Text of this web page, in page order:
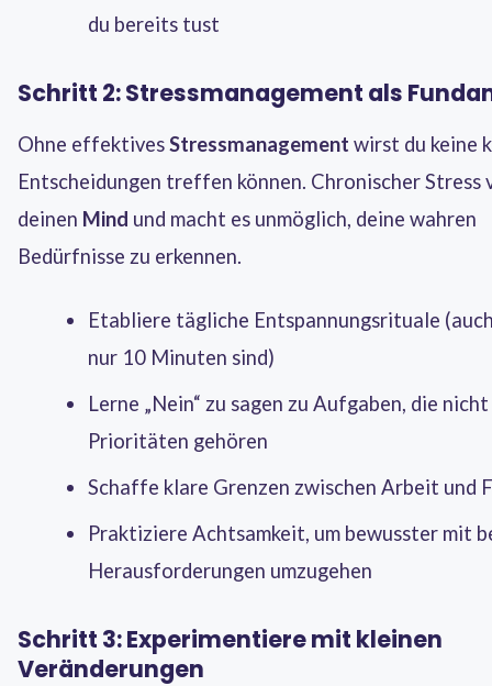
du bereits tust
Schritt 2: Stressmanagement als
Ohne effektivesStressmanagement wirst du keine
Entscheidungen treffen können. Chronischer Stress
deinen Mind und macht es unmöglich, deine wahren
Bedürfnisse zu erkennen.
Etabliere tägliche Entspannungsrituale
nur 10 Minuten sind)
Lerne „Nein“ zu sagen zu Aufgaben, die
Prioritäten gehören
Schaffe klare Grenzen zwischen Arbeit und
Praktiziere Achtsamkeit, um bewusster mit
Herausforderungen umzugehen
Schritt 3: Experimentiere mit kleinen
Veränderungen